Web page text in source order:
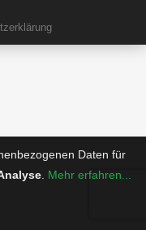
Daten für
Mehr erfahren...